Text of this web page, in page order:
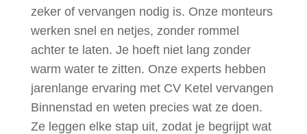
zeker of vervangen nodig is. Onze monteurs
werken snel en netjes, zonder rommel
achter te laten. Je hoeft niet lang zonder
warm water te zitten. Onze experts hebben
jarenlange ervaring met CV Ketel vervangen
Binnenstad en weten precies wat ze doen.
Ze leggen elke stap uit, zodat je begrijpt wat